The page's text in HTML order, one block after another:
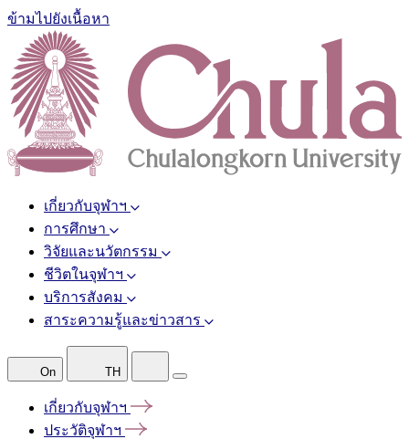
ข้ามไปยังเนื้อหา
เกี่ยวกับจุฬาฯ
การศึกษา
วิจัยและนวัตกรรม
ชีวิตในจุฬาฯ
บริการสังคม
สาระความรู้และข่าวสาร
On TH
เกี่ยวกับจุฬาฯ
ประวัติจุฬาฯ